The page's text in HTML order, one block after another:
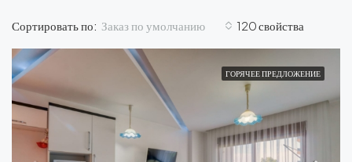
120 свойства
Сортировать по: Заказ по умолчанию
ГОРЯЧЕЕ ПРЕДЛОЖЕНИЕ